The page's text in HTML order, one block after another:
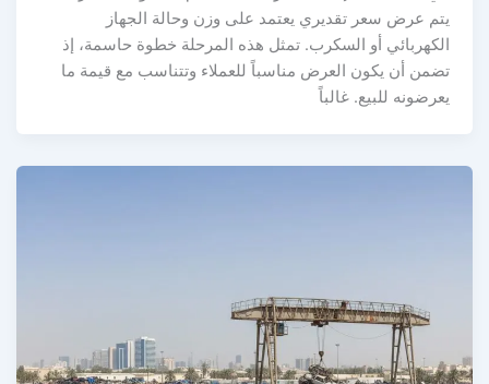
يتم عرض سعر تقديري يعتمد على وزن وحالة الجهاز
الكهربائي أو السكرب. تمثل هذه المرحلة خطوة حاسمة، إذ
تضمن أن يكون العرض مناسباً للعملاء وتتناسب مع قيمة ما
يعرضونه للبيع. غالباً